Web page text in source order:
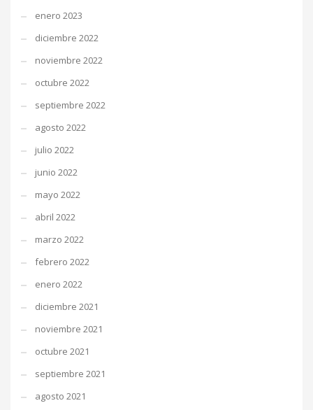
enero 2023
diciembre 2022
noviembre 2022
octubre 2022
septiembre 2022
agosto 2022
julio 2022
junio 2022
mayo 2022
abril 2022
marzo 2022
febrero 2022
enero 2022
diciembre 2021
noviembre 2021
octubre 2021
septiembre 2021
agosto 2021